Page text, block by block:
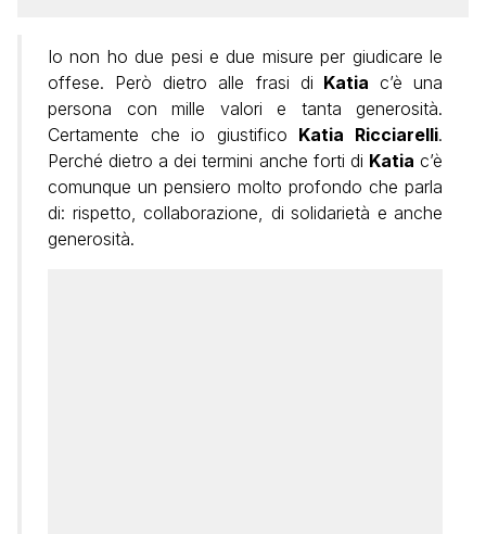
Io non ho due pesi e due misure per giudicare le
offese. Però dietro alle frasi di Katia c’è una
persona con mille valori e tanta generosità.
Certamente che io giustifico Katia Ricciarelli.
Perché dietro a dei termini anche forti di Katia c’è
comunque un pensiero molto profondo che parla
di: rispetto, collaborazione, di solidarietà e anche
generosità.